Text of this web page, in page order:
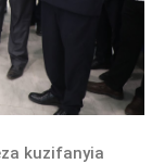
kuzifanyia